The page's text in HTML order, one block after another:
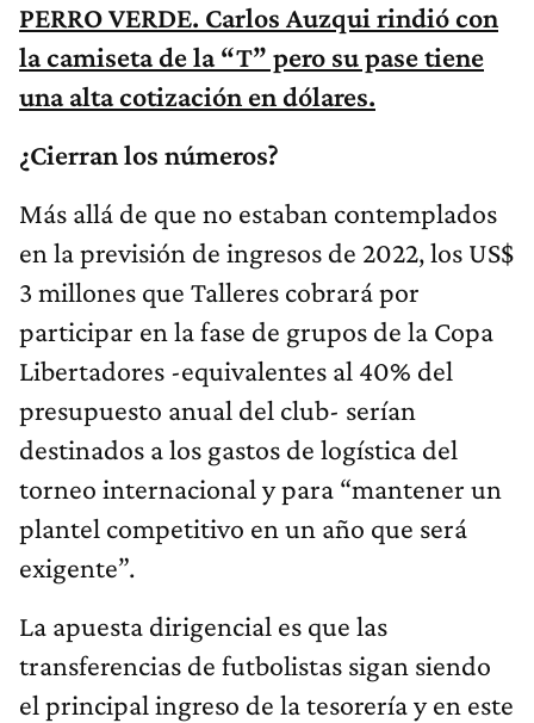
PERRO VERDE. Carlos Auzqui rindió con
la camiseta de la “T” pero su pase tiene
una alta cotización en dólares.
¿Cierran los números?
Más allá de que no estaban contemplados
en la previsión de ingresos de 2022, los US$
3 millones que Talleres cobrará por
participar en la fase de grupos de la Copa
Libertadores -equivalentes al 40% del
presupuesto anual del club- serían
destinados a los gastos de logística del
torneo internacional y para “mantener un
plantel competitivo en un año que será
exigente”.
La apuesta dirigencial es que las
transferencias de futbolistas sigan siendo
el principal ingreso de la tesorería y en este